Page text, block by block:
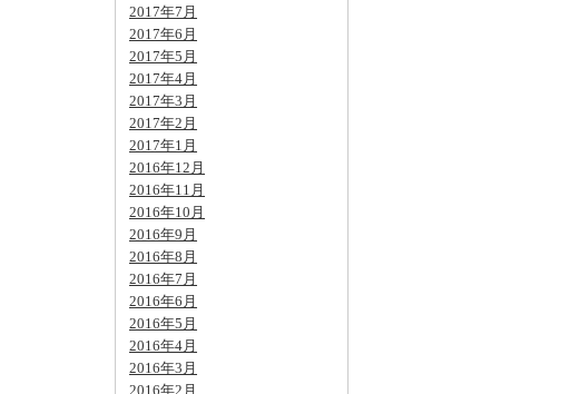
2017年7月
2017年6月
2017年5月
2017年4月
2017年3月
2017年2月
2017年1月
2016年12月
2016年11月
2016年10月
2016年9月
2016年8月
2016年7月
2016年6月
2016年5月
2016年4月
2016年3月
2016年2月